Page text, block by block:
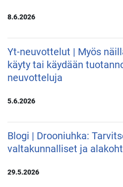
8.6.2026
Yt-neuvottelut | Myös
käyty tai käydään
neuvotteluja
5.6.2026
Blogi | Drooniuhka:
valtakunnalliset ja
29.5.2026